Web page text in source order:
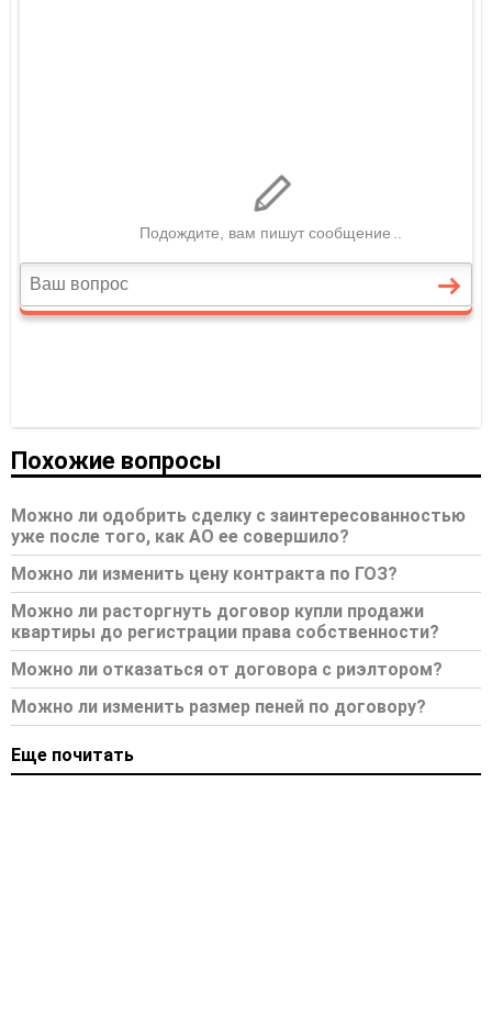
Похожие вопросы
Можно ли одобрить сделку с заинтересованностью
уже после того, как АО ее совершило?
Можно ли изменить цену контракта по ГОЗ?
Можно ли расторгнуть договор купли продажи
квартиры до регистрации права собственности?
Можно ли отказаться от договора с риэлтором?
Можно ли изменить размер пеней по договору?
Еще почитать